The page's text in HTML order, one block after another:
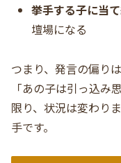
挙手する子に当
壇場になる
つまり、発言の偏りは
「あの子は引っ込み
限り、状況は変わりま
手です。